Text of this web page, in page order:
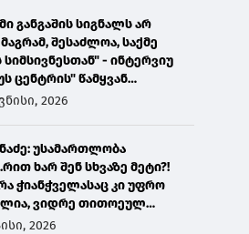
განგაშის სიგნალს არ
შესაძლოა, საქმე
- ინტერვიუ
ცენტრის" წამყვან
2026
უსამართლობა
ხარ შენ სხვაზე მეტი?!
ჭიანჭველასაც კი უფრო
ვიდრე თითოეულ
2026